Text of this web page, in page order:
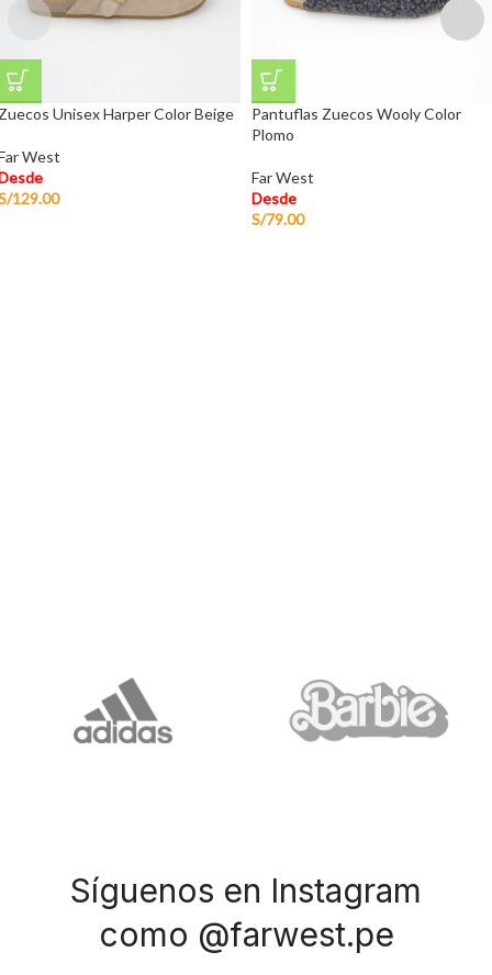
Unisex Harper Color Beige
West
129.00
Pantuflas Zuecos Wooly Color
Plomo
Far West
Desde
S/79.00
Síguenos en Instagram
como @farwest.pe